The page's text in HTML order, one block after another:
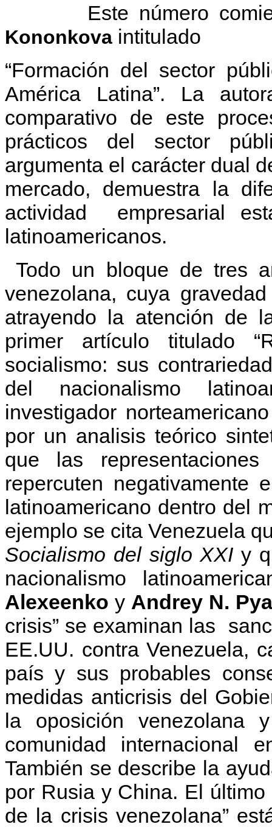
Este número
Kononkova intitulado
“Formación del sector
América Latina”. La
comparativo de este
prácticos del sector
argumenta el carácter dual
mercado, demuestra la
actividad empresarial
latinoamericanos.
Todo un bloque de tres
venezolana, cuya
atrayendo la atención de
primer artículo titulado
socialismo: sus
del nacionalismo
investigador
por un analisis teórico
que las
repercuten
latinoamericano dentro del
ejemplo se cita Venezuela
Socialismo del siglo XXI y
nacionalismo
Alexeenko y Andrey N.
crisis” se examinan las
EE.UU. contra Venezuela,
país y sus probables
medidas anticrisis del
la oposición venezolana
comunidad internacional
También se describe la
por Rusia y China. El
de la crisis venezolana”